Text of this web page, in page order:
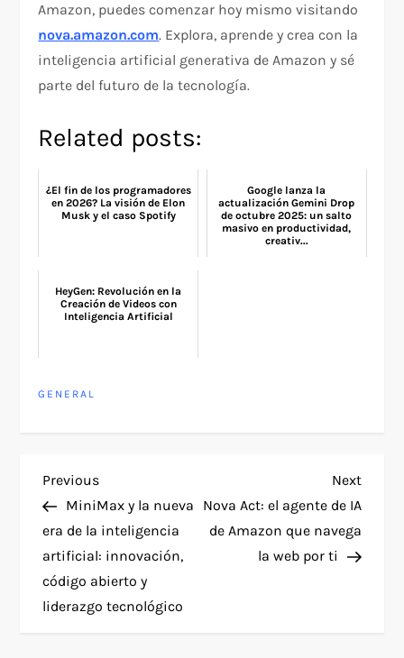
Amazon, puedes comenzar hoy mismo visitando
nova.amazon.com. Explora, aprende y crea con la
inteligencia artificial generativa de Amazon y sé
parte del futuro de la tecnología.
Related posts:
¿El fin de los programadores
en 2026? La visión de Elon
Musk y el caso Spotify
Google lanza la
actualización Gemini Drop
de octubre 2025: un salto
masivo en productividad,
creativ...
HeyGen: Revolución en la
Creación de Videos con
Inteligencia Artificial
GENERAL
P
o
s
t
Previous
Post
Previous
MiniMax y la nueva
era de la inteligencia
artificial: innovación,
código abierto y
liderazgo tecnológico
Next
Post
Next
Nova Act: el agente de IA
de Amazon que navega
la web por ti